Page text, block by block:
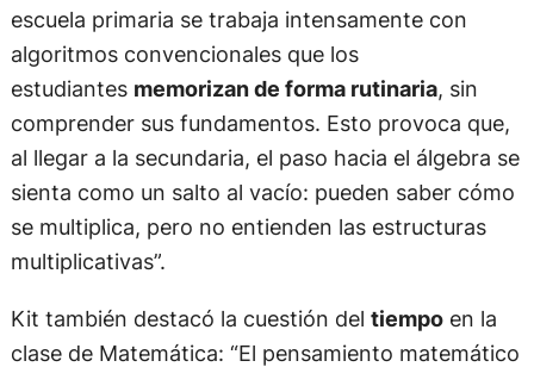
escuela primaria se trabaja intensamente con
algoritmos convencionales que los
estudiantes memorizan de forma rutinaria, sin
comprender sus fundamentos. Esto provoca que,
al llegar a la secundaria, el paso hacia el álgebra se
sienta como un salto al vacío: pueden saber cómo
se multiplica, pero no entienden las estructuras
multiplicativas”.
Kit también destacó la cuestión del tiempoen la
clase de Matemática: “El pensamiento matemático